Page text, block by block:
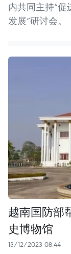
内共同主持“
发展”研讨会。
越南国防部
史博物馆
13/12/2023 08:44